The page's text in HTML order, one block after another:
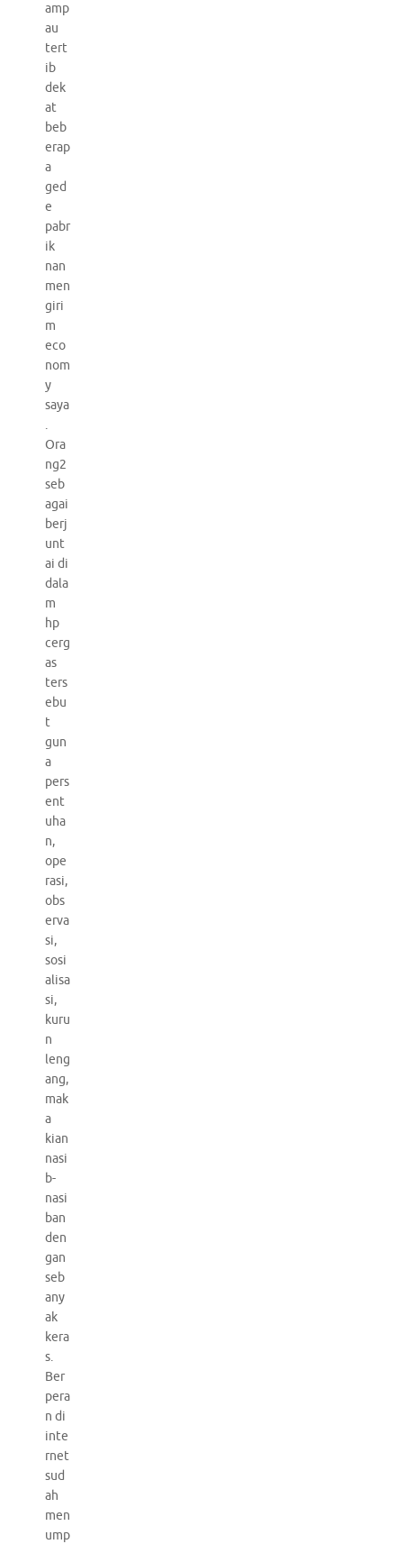
amp
au
tert
ib
dek
at
beb
erap
a
ged
e
pabr
ik
nan
men
giri
m
eco
nom
y
saya
.
Ora
ng2
seb
agai
berj
unt
ai di
dala
m
hp
cerg
as
ters
ebu
t
gun
a
pers
ent
uha
n,
ope
rasi,
obs
erva
si,
sosi
alisa
si,
kuru
n
leng
ang,
mak
a
kian
nasi
b-
nasi
ban
den
gan
seb
any
ak
kera
s.
Ber
pera
n di
inte
rnet
sud
ah
men
ump